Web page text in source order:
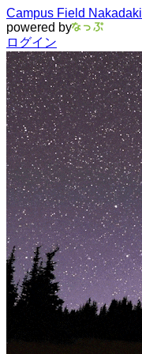
Campus Field Nakadaki
powered by
ログイン